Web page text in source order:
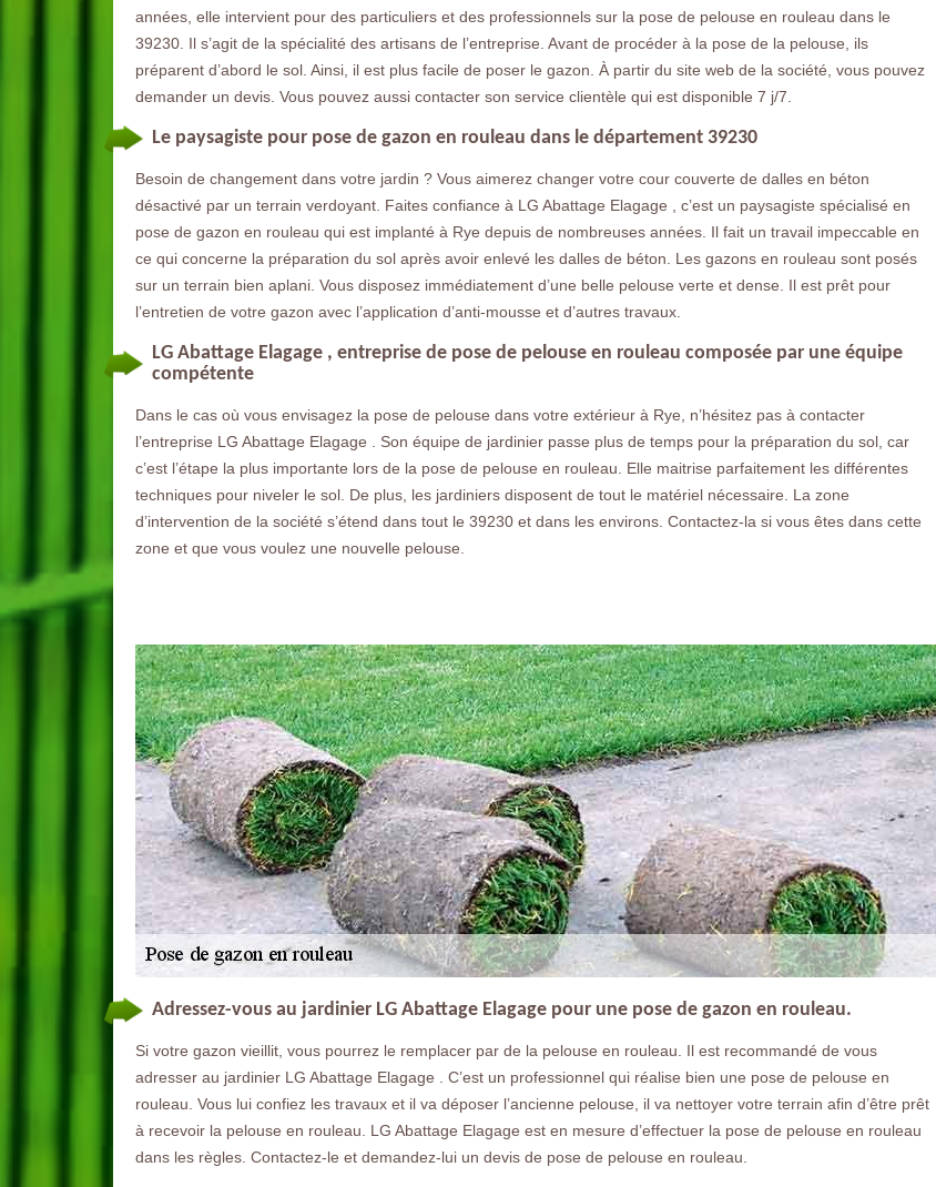
années, elle intervient pour des particuliers et des professionnels sur la pose de pelouse en rouleau dans le
39230. Il s’agit de la spécialité des artisans de l’entreprise. Avant de procéder à la pose de la pelouse, ils
préparent d’abord le sol. Ainsi, il est plus facile de poser le gazon. À partir du site web de la société, vous pouvez
demander un devis. Vous pouvez aussi contacter son service clientèle qui est disponible 7 j/7.
Le paysagiste pour pose de gazon en rouleau dans le département 39230
Besoin de changement dans votre jardin ? Vous aimerez changer votre cour couverte de dalles en béton
désactivé par un terrain verdoyant. Faites confiance à LG Abattage Elagage , c’est un paysagiste spécialisé en
pose de gazon en rouleau qui est implanté à Rye depuis de nombreuses années. Il fait un travail impeccable en
ce qui concerne la préparation du sol après avoir enlevé les dalles de béton. Les gazons en rouleau sont posés
sur un terrain bien aplani. Vous disposez immédiatement d’une belle pelouse verte et dense. Il est prêt pour
l’entretien de votre gazon avec l’application d’anti-mousse et d’autres travaux.
LG Abattage Elagage , entreprise de pose de pelouse en rouleau composée par une équipe
compétente
Dans le cas où vous envisagez la pose de pelouse dans votre extérieur à Rye, n’hésitez pas à contacter
l’entreprise LG Abattage Elagage . Son équipe de jardinier passe plus de temps pour la préparation du sol, car
c’est l’étape la plus importante lors de la pose de pelouse en rouleau. Elle maitrise parfaitement les différentes
techniques pour niveler le sol. De plus, les jardiniers disposent de tout le matériel nécessaire. La zone
d’intervention de la société s’étend dans tout le 39230 et dans les environs. Contactez-la si vous êtes dans cette
zone et que vous voulez une nouvelle pelouse.
Adressez-vous au jardinier LG Abattage Elagage pour une pose de gazon en rouleau.
Si votre gazon vieillit, vous pourrez le remplacer par de la pelouse en rouleau. Il est recommandé de vous
adresser au jardinier LG Abattage Elagage . C’est un professionnel qui réalise bien une pose de pelouse en
rouleau. Vous lui confiez les travaux et il va déposer l’ancienne pelouse, il va nettoyer votre terrain afin d’être prêt
à recevoir la pelouse en rouleau. LG Abattage Elagage est en mesure d’effectuer la pose de pelouse en rouleau
dans les règles. Contactez-le et demandez-lui un devis de pose de pelouse en rouleau.